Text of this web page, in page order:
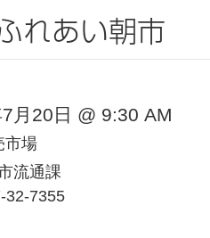
れあい朝市
月20日 @ 9:30 AM
市場
流通課
32-7355